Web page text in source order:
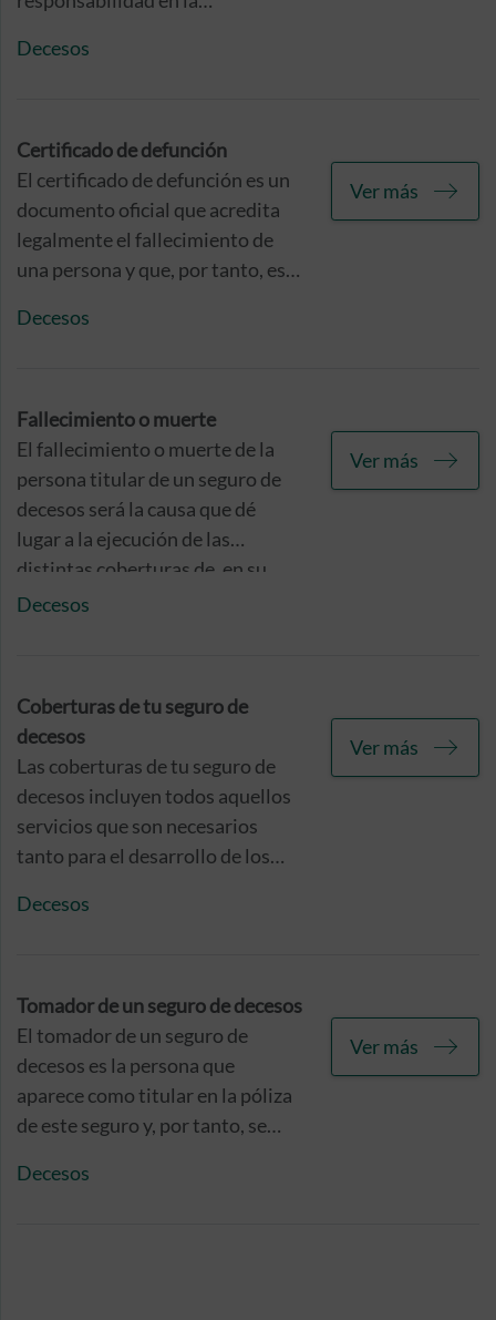
fúnebres en caso de fallecimiento
contratadas y asumiendo los
gastos conforme a los límites
fijados en la póliza. Pero, además,
existen otras obligaciones legales
en relación a este seguro, que es
pasamos a mostrarte a
Decesos
Certificado de defunción
El certificado de defunción es un
documento oficial que acredita
legalmente el fallecimiento de
una persona y que, por tanto, es
seguros de vida o decesos
Decesos
Ver más
Fallecimiento o muerte
El fallecimiento o muerte de la
persona titular de un seguro de
decesos será la causa que dé
lugar a la ejecución de las
distintas coberturas de, en su
momento, se decidieron incluir
Decesos
Ver más
Coberturas de tu seguro de
decesos
Las coberturas de tu seguro de
decesos incluyen todos aquellos
servicios que son necesarios
tanto para el desarrollo de los
acompañamiento de los
gestiones administrativas que
pueden ser de gran ayuda para
ellos.
Decesos
Ver más
Tomador de un seguro de decesos
El tomador de un seguro de
decesos es la persona que
aparece como titular en la póliza
de este seguro y, por tanto, se
prima y de su renovación anual.
Decesos
Ver más